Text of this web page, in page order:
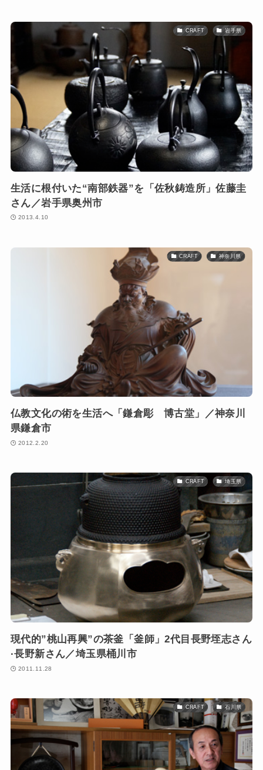
CRAFT 岩手県
生活に根付いた“南部鉄器”を「佐秋鋳造所」佐藤圭
さん／岩手県奥州市
2013.4.10
CRAFT 神奈川県
仏教文化の術を生活へ「鎌倉彫 博古堂」／神奈川
県鎌倉市
2012.2.20
CRAFT 埼玉県
現代的”桃山再興”の茶釜「釜師」2代目長野垤志さん
·長野新さん／埼玉県桶川市
2011.11.28
CRAFT 石川県